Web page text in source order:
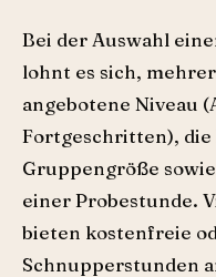
Bei der Auswahl
lohnt es sich,
angebotene Niveau
Fortgeschritten), die
Gruppengröße
einer Probestunde.
bieten kostenfreie
Schnupperstunden